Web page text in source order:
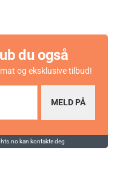
du også
og eksklusive tilbud!
MELD PÅ
kan kontakte deg